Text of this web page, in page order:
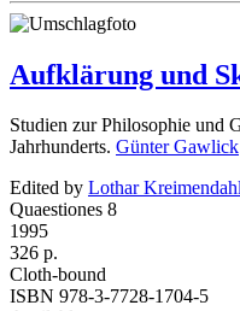
Aufklärung und
Studien zur Philosophie und
Jahrhunderts. Günter Gawlick
Edited by Lothar
Quaestiones 8
1995
326 p.
Cloth-bound
ISBN 978-3-7728-1704-5